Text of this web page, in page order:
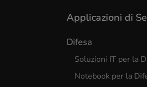
Applicazioni di
Difesa
Soluzioni IT per la
Notebook per la